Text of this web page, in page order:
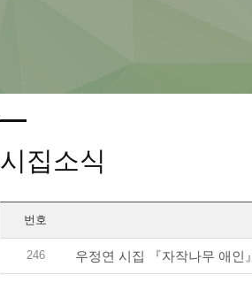
시집소식
번호
246 우정연 시집 『자작나무 애인』